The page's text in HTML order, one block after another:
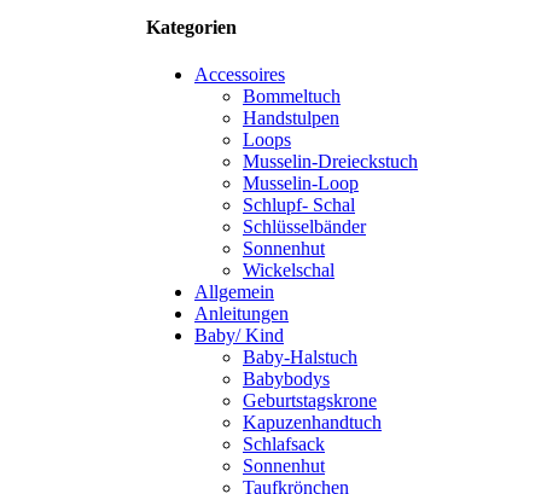
Kategorien
Accessoires
Bommeltuch
Handstulpen
Loops
Musselin-Dreieckstuch
Musselin-Loop
Schlupf- Schal
Schlüsselbänder
Sonnenhut
Wickelschal
Allgemein
Anleitungen
Baby/ Kind
Baby-Halstuch
Babybodys
Geburtstagskrone
Kapuzenhandtuch
Schlafsack
Sonnenhut
Taufkrönchen